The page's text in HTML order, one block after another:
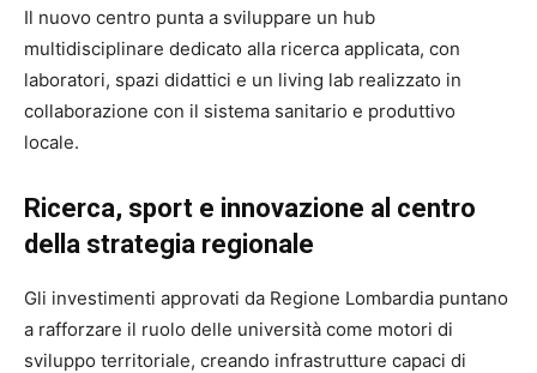
Il nuovo centro punta a sviluppare un hub
multidisciplinare dedicato alla ricerca applicata, con
laboratori, spazi didattici e un living lab realizzato in
collaborazione con il sistema sanitario e produttivo
locale.
Ricerca, sport e innovazione al centro
della strategia regionale
Gli investimenti approvati da Regione Lombardia puntano
a rafforzare il ruolo delle università come motori di
sviluppo territoriale, creando infrastrutture capaci di